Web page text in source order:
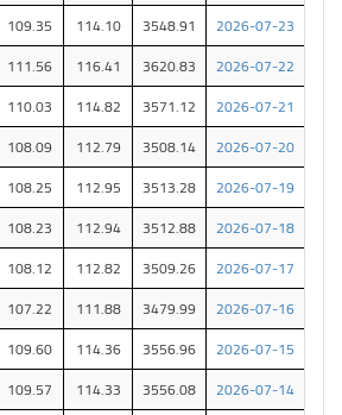
2026-07-23
3548.91
114.10
109.35
2026-07-22
3620.83
116.41
111.56
2026-07-21
3571.12
114.82
110.03
2026-07-20
3508.14
112.79
108.09
2026-07-19
3513.28
112.95
108.25
2026-07-18
3512.88
112.94
108.23
2026-07-17
3509.26
112.82
108.12
2026-07-16
3479.99
111.88
107.22
2026-07-15
3556.96
114.36
109.60
2026-07-14
3556.08
114.33
109.57